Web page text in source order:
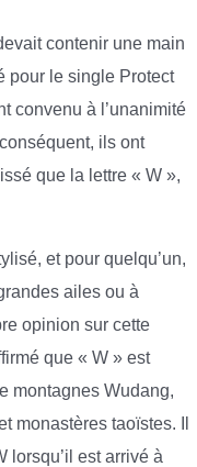
contenir une main
pour le single Protect
convenu à l’unanimité
ils ont
que la lettre « W »,
et pour quelqu’un,
ailes ou à
opinion sur cette
que « W » est
montagnes Wudang,
monastères taoïstes. Il
lorsqu’il est arrivé à